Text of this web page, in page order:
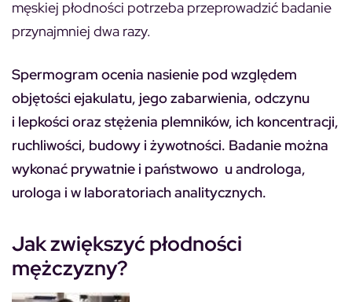
męskiej płodności potrzeba przeprowadzić badanie
przynajmniej dwa razy.
Spermogram ocenia nasienie pod względem
objętości ejakulatu, jego zabarwienia, odczynu
i lepkości oraz stężenia plemników, ich koncentracji,
ruchliwości, budowy i żywotności. Badanie można
wykonać prywatnie i państwowo u androloga,
urologa i w laboratoriach analitycznych.
Jak zwiększyć płodności
mężczyzny?